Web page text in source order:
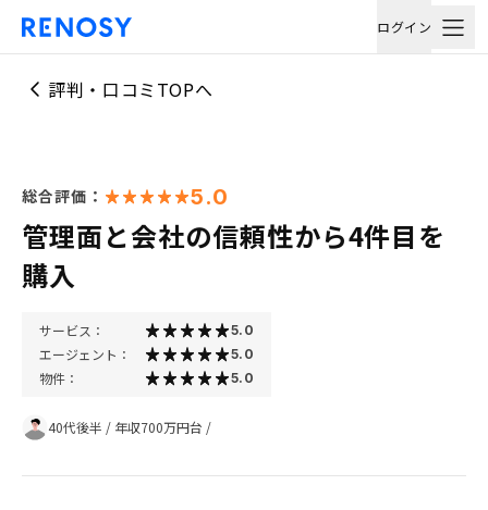
ログイン
評判・口コミTOPへ
総合評価： 5.0
管理面と会社の信頼性から4件目を
購入
サービス： 5.0
エージェント： 5.0
物件： 5.0
40代後半 / 年収700万円台 /